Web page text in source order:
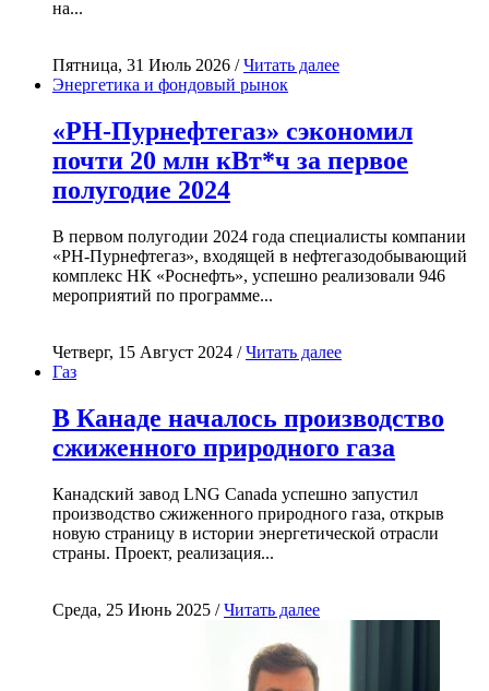
на...
Пятница, 31 Июль 2026 /Читать далее
Энергетика и фондовый рынок
«РН-Пурнефтегаз» сэкономил
почти 20 млн кВт*ч за первое
полугодие 2024
В первом полугодии 2024 года специалисты компании
«РН-Пурнефтегаз», входящей в нефтегазодобывающий
комплекс НК «Роснефть», успешно реализовали 946
мероприятий по программе...
Четверг, 15 Август 2024 /Читать далее
Газ
В Канаде началось производство
сжиженного природного газа
Канадский завод LNG Canada успешно запустил
производство сжиженного природного газа, открыв
новую страницу в истории энергетической отрасли
страны. Проект, реализация...
Среда, 25 Июнь 2025 /Читать далее